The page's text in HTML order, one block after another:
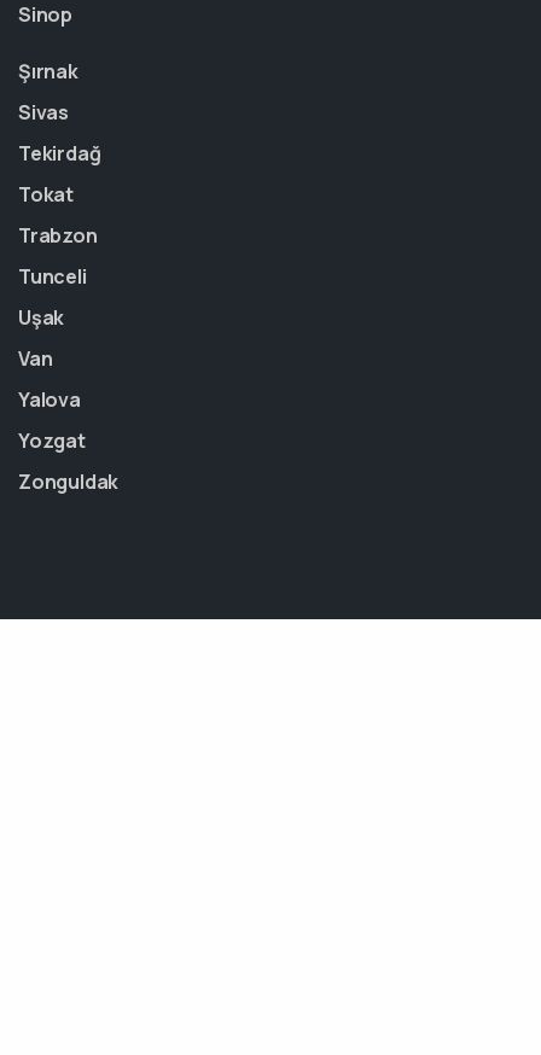
Sinop
Şırnak
Sivas
Tekirdağ
Tokat
Trabzon
Tunceli
Uşak
Van
Yalova
Yozgat
Zonguldak